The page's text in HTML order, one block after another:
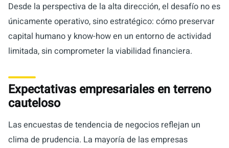
Desde la perspectiva de la alta dirección, el desafío no es
únicamente operativo, sino estratégico: cómo preservar
capital humano y know-how en un entorno de actividad
limitada, sin comprometer la viabilidad financiera.
Expectativas empresariales en terreno
cauteloso
Las encuestas de tendencia de negocios reflejan un
clima de prudencia. La mayoría de las empresas